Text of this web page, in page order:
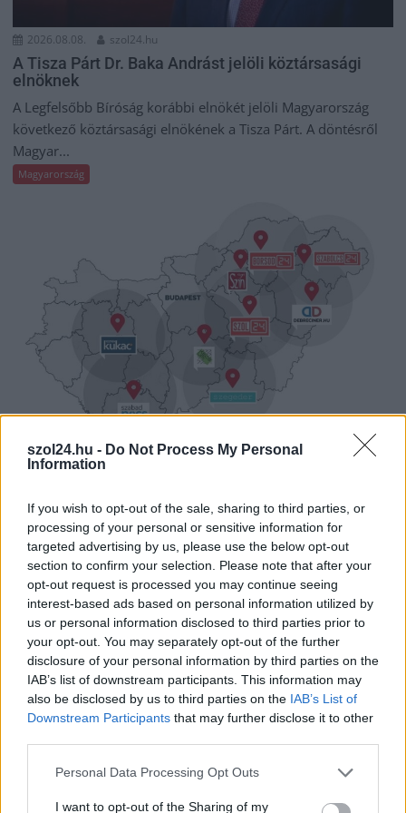
szol24.hu - Do Not Process My Personal
Information
If you wish to opt-out of the sale, sharing to third parties, or
processing of your personal or sensitive information for
targeted advertising by us, please use the below opt-out
section to confirm your selection. Please note that after your
opt-out request is processed you may continue seeing
interest-based ads based on personal information utilized by
us or personal information disclosed to third parties prior to
your opt-out. You may separately opt-out of the further
disclosure of your personal information by third parties on the
IAB’s list of downstream participants. This information may
also be disclosed by us to third parties on the IAB’s List of
Downstream Participants that may further disclose it to other
Please note that this website/app uses one or more Google
not limited to your visit or usage behaviour. You may click to
Personal Data Processing Opt Outs
I want to opt-out of the Sharing of my
2026.08.08. szol24.hu
A Tisza Párt Dr. Baka Andrást jelöli köztársasági
elnöknek
A Legfelsőbb Bíróság korábbi elnökét jelöli Magyarország
következő köztársasági elnökének a Tisza Párt. A döntésről
Magyar...
Magyarország
2026.08.08.
médiaszemle a független helyi sajtóból
“Luxussá” válik a tb-s bőrgyógyászat, engedély nélkül nyitott
meg az apátság, aláírásgyűjtés az ipari park ellen....
Magyarország